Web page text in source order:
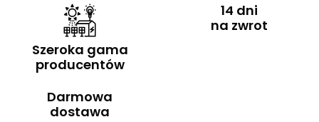
Szeroka gama
producentów
14 dni
na zwrot
Darmowa
dostawa